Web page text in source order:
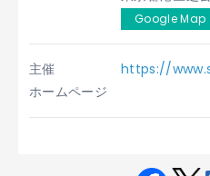
Google Map
主催
ホームページ
https://